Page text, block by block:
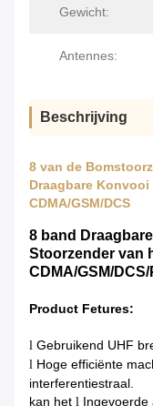
Gewicht:
Antennes:
Beschrijving
8 van de
Draagbare Konvooi
CDMA/GSM/DCS
8 band
Stoorzender van
CDMA/GSM/DCS/
Product Fetures:
l Gebruikend UHF
l Hoge efficiënte
interferentiestraal.
kan het l Ingevoerde